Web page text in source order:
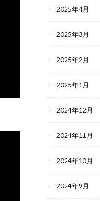
2025年4月
2025年3月
2025年2月
2025年1月
2024年12月
2024年11月
2024年10月
2024年9月